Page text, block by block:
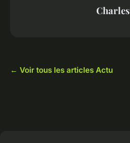
Charles
← Voir tous les articles Actu